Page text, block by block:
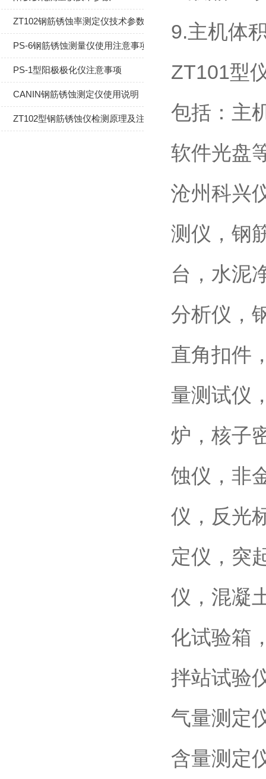
ZT102钢筋锈蚀率测定仪技术参数
PS-6钢筋锈蚀测量仪使用注意事项
PS-1型阳极极化仪注意事项
CANIN钢筋锈蚀测定仪使用说明
ZT102型钢筋锈蚀仪检测原理及注意事项
9.主机体
ZT101型
包括：主
软件光盘
沧州科兴
测仪，钢
台，水泥
分析仪，
直角扣件
量测试仪
炉，核子
蚀仪，非
仪，反光
定仪，突
仪，混凝
化试验箱
拌站试验
气量测定
含量测定